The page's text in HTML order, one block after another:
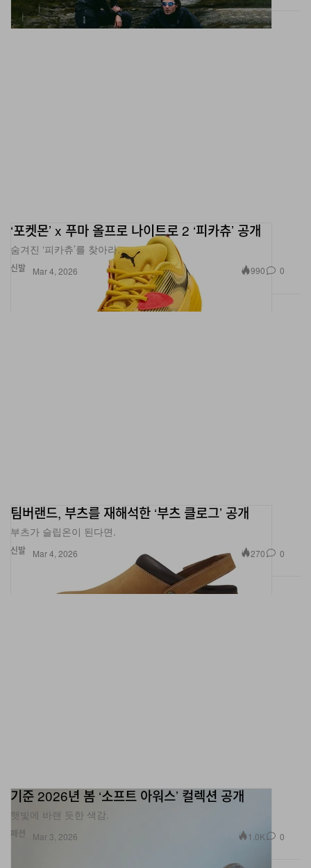
신발
‘포켓몬’ x 푸마 올프로 나이트로 2 ‘피카츄’ 공개
숨겨진 ‘피카츄’를 찾아라.
Mar 4, 2026 990 0
신발
팀버랜드, 부츠를 재해석한 ‘부츠 클로그’ 공개
부츠가 슬립온이 된다면.
Mar 4, 2026 270 0
패션
기준 2026년 봄 ‘소프트 아워스’ 컬렉션 공개
햇빛에 바랜 듯한 색감.
Mar 3, 2026 1.0K 0